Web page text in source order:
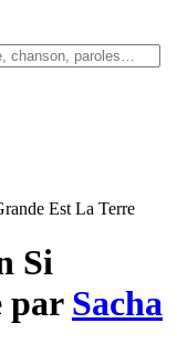
Est La Terre
Si
par Sacha